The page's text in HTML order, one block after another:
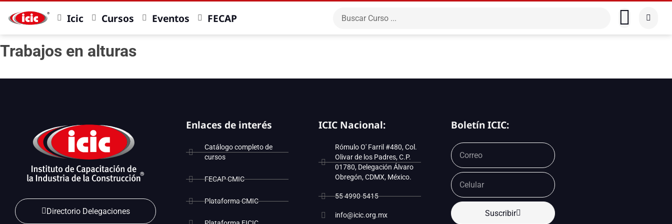
Icic Cursos Eventos FECAP
Trabajos en alturas
Directorio Delegaciones
Enlaces de interés
Catálogo completo de
cursos
FECAP CMIC
Plataforma CMIC
ICIC Nacional:
Rómulo O' Farril #480, Col.
Olivar de los Padres, C.P.
01780, Delegación Álvaro
Obregón, CDMX, México.
55 4990-5415
info@icic.org.mx
Boletín ICIC:
Suscribir